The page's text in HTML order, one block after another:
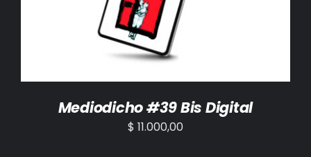
Mediodicho #39 Bis Digital
$ 11.000,00